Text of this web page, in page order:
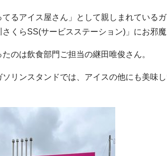
a
st
てるアイス屋さん」として親しまれている
くらSS(サービスステーション)」にお邪魔
のは飲食部門ご担当の継田唯俊さん。
ソリンスタンドでは、アイスの他にも美味